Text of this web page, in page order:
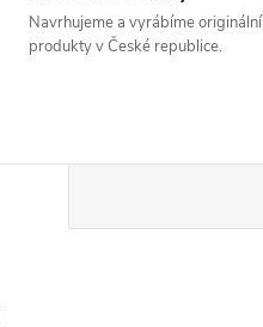
Navrhujeme a vyrábíme originální
produkty v České republice.